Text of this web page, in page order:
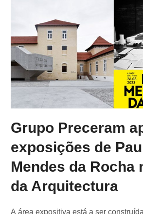
Grupo Preceram
exposições de
Mendes da Rocha
da Arquitectura
A área expositiva está a ser